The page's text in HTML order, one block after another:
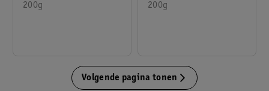
200g
200g
Volgende pagina tonen